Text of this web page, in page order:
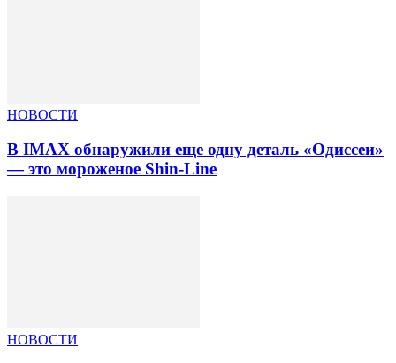
НОВОСТИ
В IMAX обнаружили еще одну деталь «Одиссеи»
— это мороженое Shin-Line
НОВОСТИ